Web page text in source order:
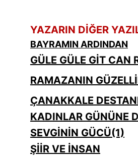
YAZARIN DİĞER
ŞİİR VE İNSAN
SEVGİNİN GÜCÜ(1)
KADINLAR GÜNÜNE
ÇANAKKALE
RAMAZANIN
GÜLE GÜLE GİT CAN
BAYRAMIN ARDINDAN